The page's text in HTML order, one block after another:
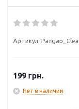
Артикул:
199 грн.
Нет в наличии